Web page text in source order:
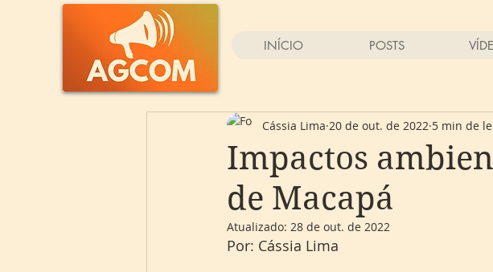
INÍCIO POSTS
Impactos
de Macapá
Cássia Lima 20 de out. de 2022 5 min de
Atualizado: 28 de out. de 2022
Por: Cássia Lima